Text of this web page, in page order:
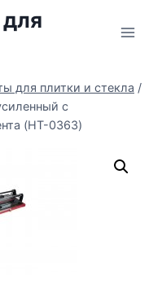
для плитки и стекла /
с
(HT-0363)